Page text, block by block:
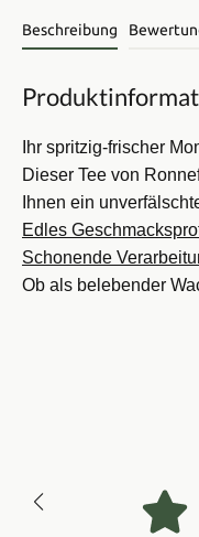
Beschreibung
Ihr spritzig-frischer
Dieser Tee von
Ihnen ein
Edles
Schonende
Ob als belebender